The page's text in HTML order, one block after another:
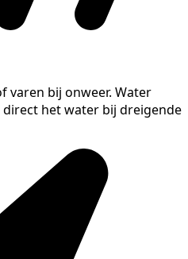
varen bij onweer. Water
het water bij dreigende